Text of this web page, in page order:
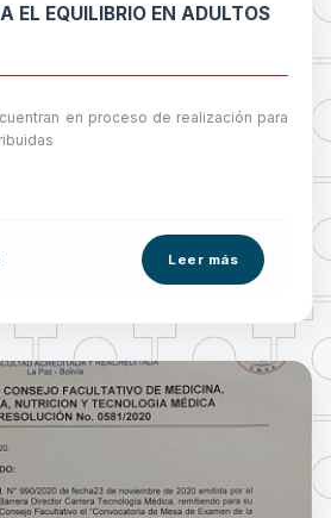
EL EQUILIBRIO EN ADULTOS
en proceso de realización para
Leer más